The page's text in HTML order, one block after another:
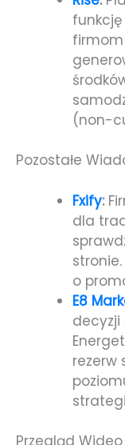
funkcję
(non-
Pozostałe
Fxify:
dla
o
E8
decyzji
rezerw